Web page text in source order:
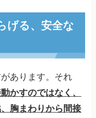
げる、安全な
あります。それ
かすのではなく、
胸まわりから間接